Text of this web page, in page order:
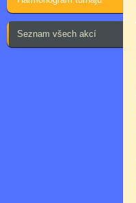
Seznam všech akcí